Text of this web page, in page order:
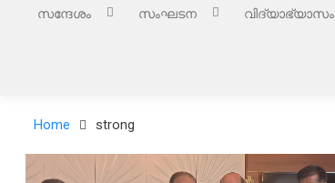
സന്ദേശം സംഘടന വിദ്യാഭ്യാസം
Home strong